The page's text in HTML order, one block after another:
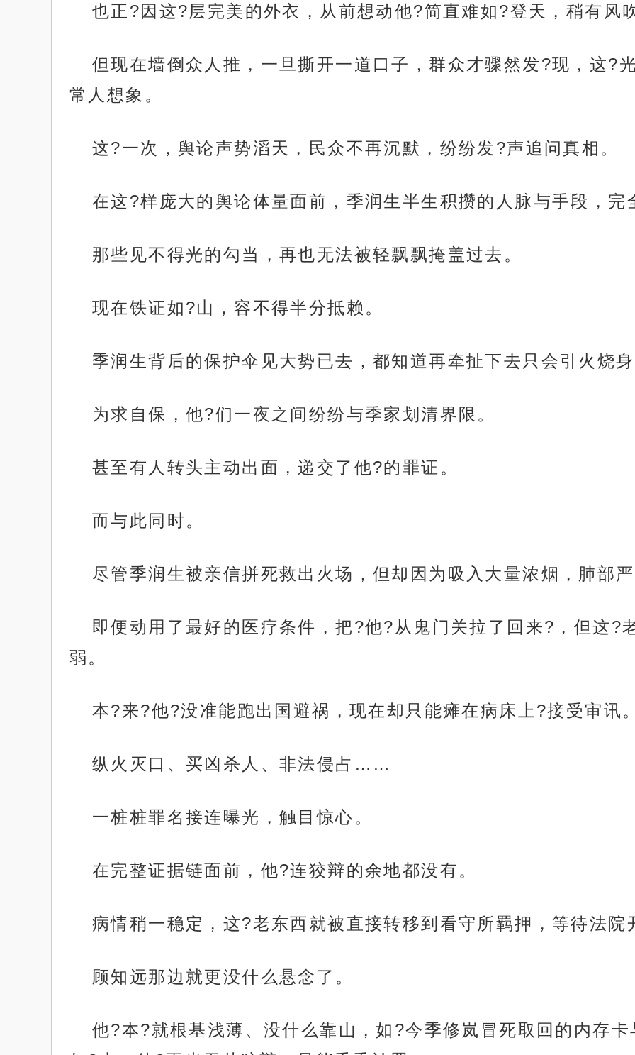
也正?因这?层完美的外衣，从前想动他?简直难如?登天，稍有风
但现在墙倒众人推，一旦撕开一道口子，群众才骤然发?现，这?
常人想象。
这?一次，舆论声势滔天，民众不再沉默，纷纷发?声追问真相。
在这?样庞大的舆论体量面前，季润生半生积攒的人脉与手段，完
那些见不得光的勾当，再也无法被轻飘飘掩盖过去。
现在铁证如?山，容不得半分抵赖。
季润生背后的保护伞见大势已去，都知道再牵扯下去只会引火烧身
为求自保，他?们一夜之间纷纷与季家划清界限。
甚至有人转头主动出面，递交了他?的罪证。
而与此同时。
尽管季润生被亲信拼死救出火场，但却因为吸入大量浓烟，肺部严
即便动用了最好的医疗条件，把?他?从鬼门关拉了回来?，但这?
弱。
本?来?他?没准能跑出国避祸，现在却只能瘫在病床上?接受审讯。
纵火灭口、买凶杀人、非法侵占……
一桩桩罪名接连曝光，触目惊心。
在完整证据链面前，他?连狡辩的余地都没有。
病情稍一稳定，这?老东西就被直接转移到看守所羁押，等待法院
顾知远那边就更没什么悬念了。
他?本?就根基浅薄、没什么靠山，如?今季修岚冒死取回的内存